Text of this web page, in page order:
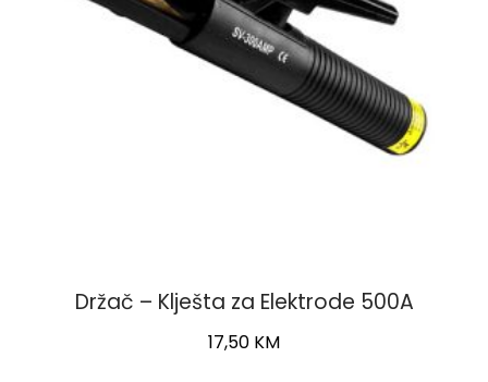
Držač – Klješta za Elektrode 500A
17,50 KM